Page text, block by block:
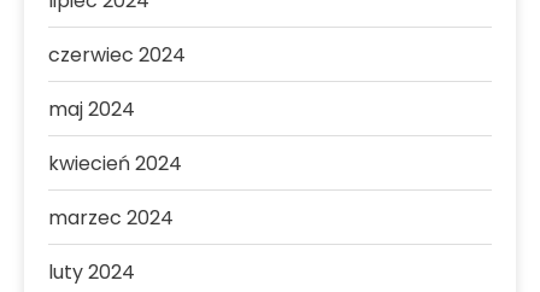
czerwiec 2024
maj 2024
kwiecień 2024
marzec 2024
luty 2024